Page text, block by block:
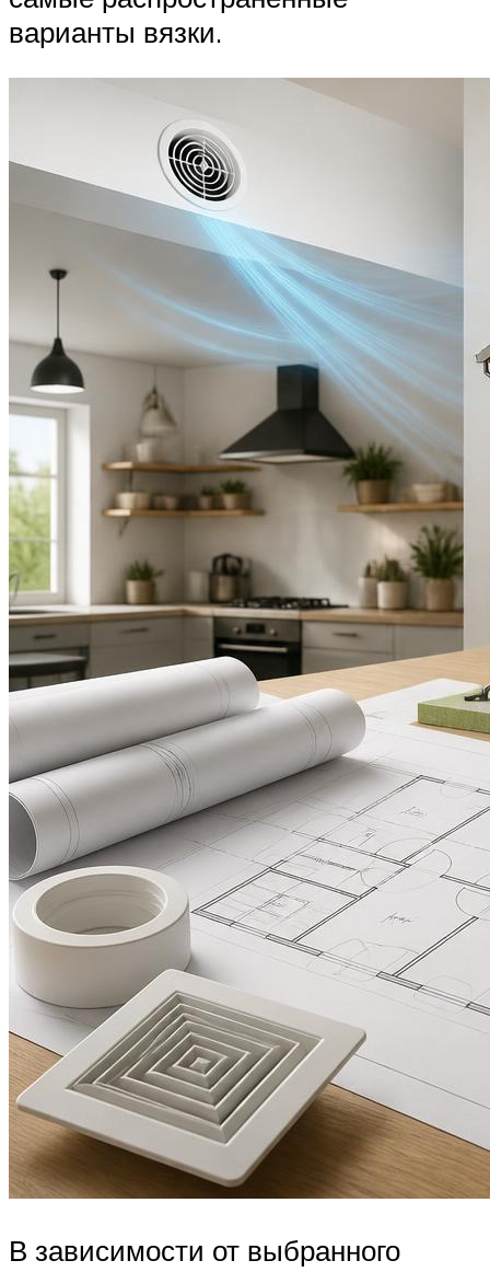
варианты вязки.
В зависимости от выбранного